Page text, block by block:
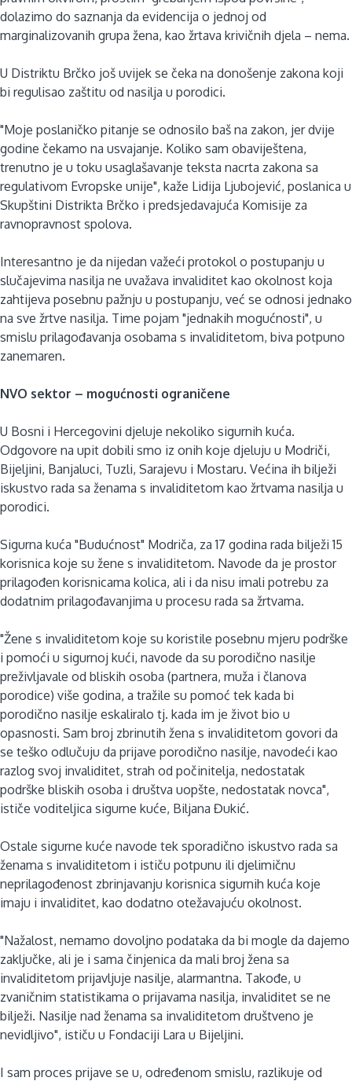
dolazimo do saznanja da evidencija o jednoj od
marginalizovanih grupa žena, kao žrtava krivičnih djela – nema.
U Distriktu Brčko još uvijek se čeka na donošenje zakona koji
bi regulisao zaštitu od nasilja u porodici.
"Moje poslaničko pitanje se odnosilo baš na zakon, jer dvije
godine čekamo na usvajanje. Koliko sam obaviještena,
trenutno je u toku usaglašavanje teksta nacrta zakona sa
regulativom Evropske unije", kaže Lidija Ljubojević, poslanica u
Skupštini Distrikta Brčko i predsjedavajuća Komisije za
ravnopravnost spolova.
Interesantno je da nijedan važeći protokol o postupanju u
slučajevima nasilja ne uvažava invaliditet kao okolnost koja
zahtijeva posebnu pažnju u postupanju, već se odnosi jednako
na sve žrtve nasilja. Time pojam "jednakih mogućnosti", u
smislu prilagođavanja osobama s invaliditetom, biva potpuno
zanemaren.
NVO sektor – mogućnosti ograničene
U Bosni i Hercegovini djeluje nekoliko sigurnih kuća.
Odgovore na upit dobili smo iz onih koje djeluju u Modriči,
Bijeljini, Banjaluci, Tuzli, Sarajevu i Mostaru. Većina ih bilježi
iskustvo rada sa ženama s invaliditetom kao žrtvama nasilja u
porodici.
Sigurna kuća "Budućnost" Modriča, za 17 godina rada bilježi 15
korisnica koje su žene s invaliditetom. Navode da je prostor
prilagođen korisnicama kolica, ali i da nisu imali potrebu za
dodatnim prilagođavanjima u procesu rada sa žrtvama.
"Žene s invaliditetom koje su koristile posebnu mjeru podrške
i pomoći u sigurnoj kući, navode da su porodično nasilje
preživljavale od bliskih osoba (partnera, muža i članova
porodice) više godina, a tražile su pomoć tek kada bi
porodično nasilje eskaliralo tj. kada im je život bio u
opasnosti. Sam broj zbrinutih žena s invaliditetom govori da
se teško odlučuju da prijave porodično nasilje, navodeći kao
razlog svoj invaliditet, strah od počinitelja, nedostatak
podrške bliskih osoba i društva uopšte, nedostatak novca",
ističe voditeljica sigurne kuće, Biljana Đukić.
Ostale sigurne kuće navode tek sporadično iskustvo rada sa
ženama s invaliditetom i ističu potpunu ili djelimičnu
neprilagođenost zbrinjavanju korisnica sigurnih kuća koje
imaju i invaliditet, kao dodatno otežavajuću okolnost.
"Nažalost, nemamo dovoljno podataka da bi mogle da dajemo
zaključke, ali je i sama činjenica da mali broj žena sa
invaliditetom prijavljuje nasilje, alarmantna. Takođe, u
zvaničnim statistikama o prijavama nasilja, invaliditet se ne
bilježi. Nasilje nad ženama sa invaliditetom društveno je
nevidljivo", ističu u Fondaciji Lara u Bijeljini.
I sam proces prijave se u, određenom smislu, razlikuje od